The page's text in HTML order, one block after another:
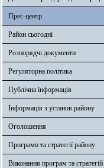
Прес-центр
Район сьогодні
Розпорядчі документи
Регуляторна політика
Публічна інформація
Інформація з установ району
Оголошення
Програми та стратегії району
Виконання програм та стратегій